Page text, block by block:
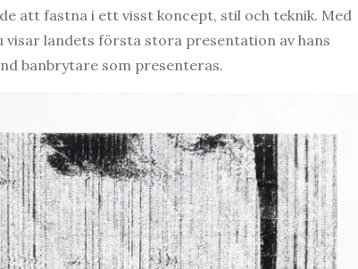
att fastna i ett visst koncept, stil och teknik. Med
visar landets första stora presentation av hans
banbrytare som presenteras.